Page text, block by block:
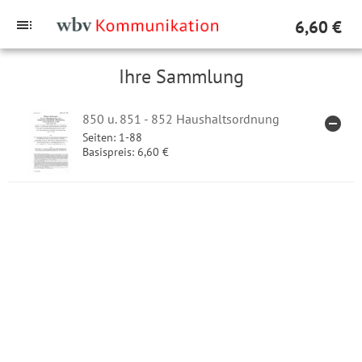
toc 6,60 €
Ihre Sammlung
850 u. 851 - 852 Haushaltsordnung
Seiten: 1-88
Basispreis: 6,60 €
remove_circle